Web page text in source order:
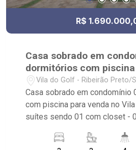
R$
Casa sobrado em
dormitórios com
Vila do Golfe
Vila do Golf - Ribeirão Preto/
Casa sobrado em condomínio
com piscina para venda no Vila
suítes sendo 01 com closet - 04 banheiros -
Cozinha tradicional - Despensa - Área de serviço